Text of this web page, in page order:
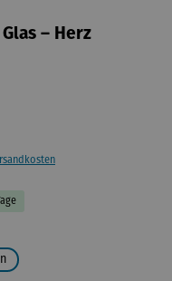
– Herz